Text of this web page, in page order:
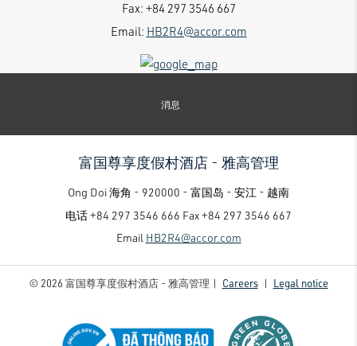
Fax: +84 297 3546 667
Email: HB2R4@accor.com
消息
富国尊享度假村酒店 - 雅高管理
Ong Doi 海角 - 920000 - 富国岛 - 安江 - 越南
电话+84 297 3546 666 Fax+84 297 3546 667
Email HB2R4@accor.com
© 2026 富国尊享度假村酒店 - 雅高管理 | Careers| Legal notice